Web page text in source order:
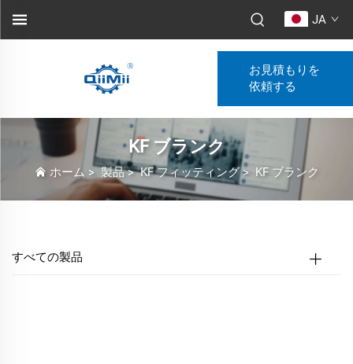
JA
お見積もりを
依頼する
KF ブランク
ホーム >製品>KF フィッティング> KF ブランク
すべての製品